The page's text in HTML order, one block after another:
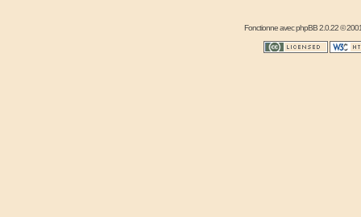
Fonctionne avecphpBB2.0.22 ©